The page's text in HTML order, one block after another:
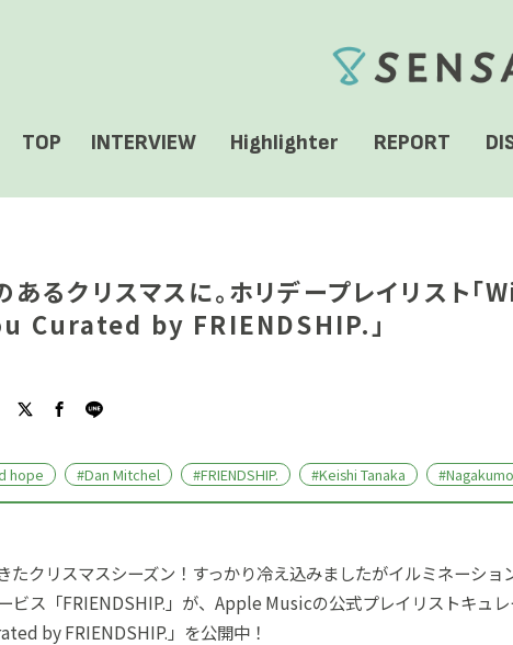
TOP INTERVIEW Highlighter REPORT
あるクリスマスに。ホリデープレイリス
Curated by FRIENDSHIP.」
hope #Dan Mitchel #FRIENDSHIP. #Keishi Tanaka #Nagakumo
たクリスマスシーズン！すっかり冷え込みましたがイルミネーシ
ビス「FRIENDSHIP.」が、Apple Musicの公式プレイリストキュ
by FRIENDSHIP.」を公開中！